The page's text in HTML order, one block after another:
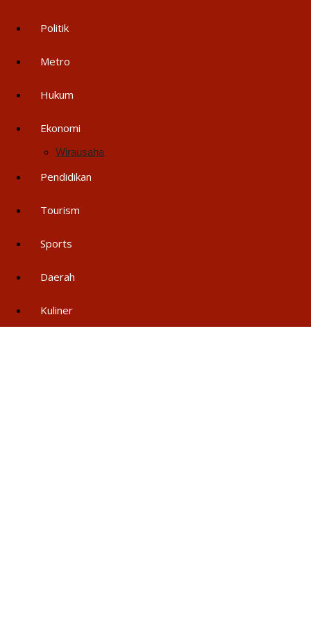
Politik
Metro
Hukum
Ekonomi
Wirausaha
Pendidikan
Tourism
Sports
Daerah
Kuliner